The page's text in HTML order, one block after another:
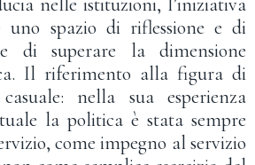
uno spazio di riflessione e di
di superare la dimensione
Il riferimento alla figura di
nella sua esperienza
la politica è stata sempre
come impegno al servizio